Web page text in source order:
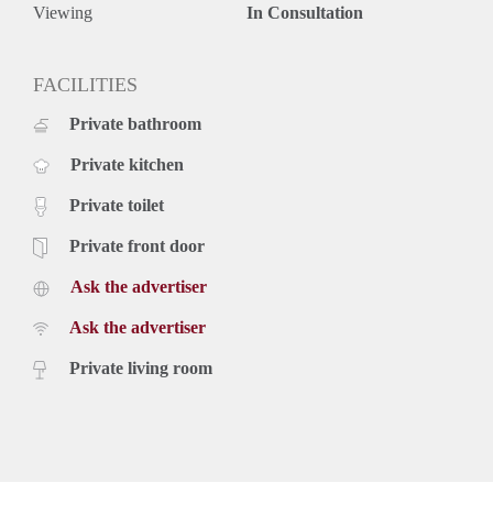
Woonoppervlakte 95m2;
Eigen parkeerplaats (inbegrepen in de huurprijs);
kookplaat, combi-oven) en badkamer (uit 2022), alle muren
Verder wordt de woning kaal opgeleverd (tenzij er zaken van
de huidige huurder worden overgenomen);
GEEN GAS IN HET GEHELE COMPLEX;
Vloerverwarming en -koelsysteem;
voor onbepaalde tijd;
Borg maximaal 2 maanden;
Niet geschikte voor studenten of kandidaten zonder
inkomsten of vermogen (ook niet met een borgsteller);
Viewing In Consultation
FACILITIES
Private bathroom
Private kitchen
Private toilet
Private front door
Ask the advertiser
Ask the advertiser
Private living room